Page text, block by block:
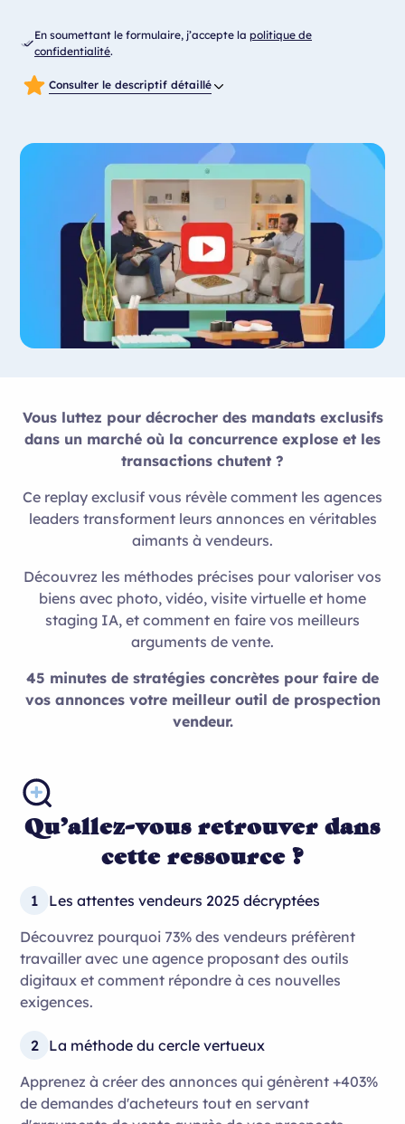
En soumettant le formulaire, j’accepte lapolitique de
confidentialité.
Consulter le descriptif détaillé
Vous luttez pour décrocher des mandats exclusifs
dans un marché où la concurrence explose et les
transactions chutent ?
Ce replay exclusif vous révèle comment les agences
leaders transforment leurs annonces en véritables
aimants à vendeurs.
Découvrez les méthodes précises pour valoriser vos
biens avec photo, vidéo, visite virtuelle et home
staging IA, et comment en faire vos meilleurs
arguments de vente.
45 minutes de stratégies concrètes pour faire de
vos annonces votre meilleur outil de prospection
vendeur.
Qu’allez-vous retrouver dans
cette ressource ?
1
Les attentes vendeurs 2025 décryptées
Découvrez pourquoi 73% des vendeurs préfèrent
travailler avec une agence proposant des outils
digitaux et comment répondre à ces nouvelles
exigences.
2
La méthode du cercle vertueux
Apprenez à créer des annonces qui génèrent +403%
de demandes d'acheteurs tout en servant